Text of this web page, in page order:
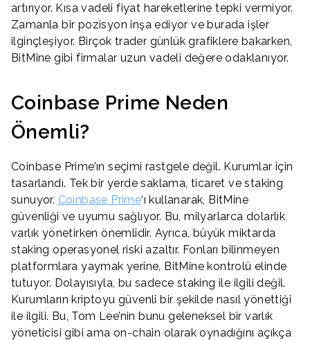
artırıyor. Kısa vadeli fiyat hareketlerine tepki vermiyor.
Zamanla bir pozisyon inşa ediyor ve burada işler
ilginçleşiyor. Birçok trader günlük grafiklere bakarken,
BitMine gibi firmalar uzun vadeli değere odaklanıyor.
Coinbase Prime Neden
Önemli?
Coinbase Prime’ın seçimi rastgele değil. Kurumlar için
tasarlandı. Tek bir yerde saklama, ticaret ve staking
sunuyor. Coinbase Prime‘ı kullanarak, BitMine
güvenliği ve uyumu sağlıyor. Bu, milyarlarca dolarlık
varlık yönetirken önemlidir. Ayrıca, büyük miktarda
staking operasyonel riski azaltır. Fonları bilinmeyen
platformlara yaymak yerine, BitMine kontrolü elinde
tutuyor. Dolayısıyla, bu sadece staking ile ilgili değil.
Kurumların kriptoyu güvenli bir şekilde nasıl yönettiği
ile ilgili. Bu, Tom Lee’nin bunu geleneksel bir varlık
yöneticisi gibi ama on-chain olarak oynadığını açıkça